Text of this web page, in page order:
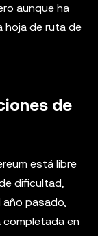
aunque ha
hoja de ruta de
de
está libre
dificultad,
año pasado,
completada en